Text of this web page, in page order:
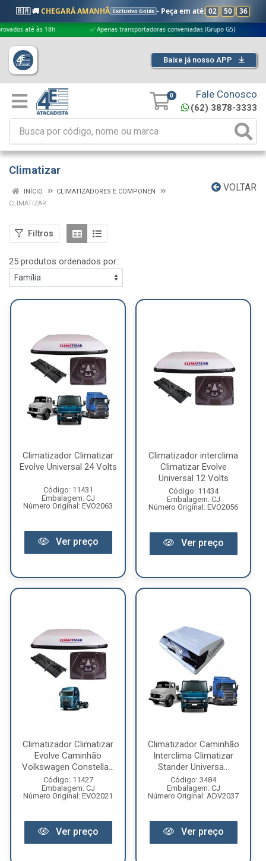
🇧🇷 🚚CHEGARÁ AMANHÃ Exclusivo Goiás - Peça em até: 02 : 50 : 35
18h ✅ Apenas transportadoras conveniadas (Grupo G5) 🎁
Baixe já nosso APP
0 Fale Conosco
(62) 3878-3333
Climatizar
VOLTAR
INÍCIO
CLIMATIZADORES E COMPONEN
CLIMATIZAR
Filtros
25 produtos ordenados por:
Climatizador Climatizar
Evolve Universal 24 Volts
Código: 11431
Embalagem: CJ
Número Original: EVO2063
Ver preço
Climatizador interclima
Climatizar Evolve
Universal 12 Volts
Código: 11434
Embalagem: CJ
Número Original: EVO2056
Ver preço
Climatizador Climatizar
Evolve Caminhão
Volkswagen Constella...
Código: 11427
Embalagem: CJ
Número Original: EVO2021
Ver preço
Climatizador Caminhão
Interclima Climatizar
Stander Universa...
Código: 3484
Embalagem: CJ
Número Original: ADV2037
Ver preço